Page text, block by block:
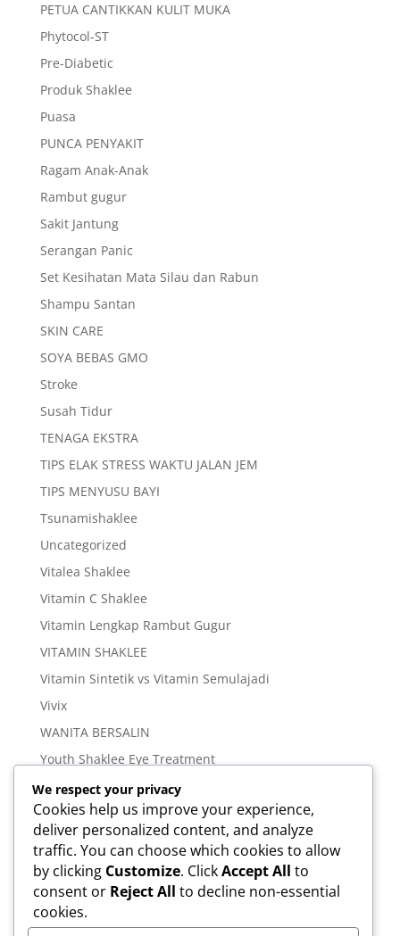
PETUA CANTIKKAN KULIT MUKA
Phytocol-ST
Pre-Diabetic
Produk Shaklee
Puasa
PUNCA PENYAKIT
Ragam Anak-Anak
Rambut gugur
Sakit Jantung
Serangan Panic
Set Kesihatan Mata Silau dan Rabun
Shampu Santan
SKIN CARE
SOYA BEBAS GMO
Stroke
Susah Tidur
TENAGA EKSTRA
TIPS ELAK STRESS WAKTU JALAN JEM
TIPS MENYUSU BAYI
Tsunamishaklee
Uncategorized
Vitalea Shaklee
Vitamin C Shaklee
Vitamin Lengkap Rambut Gugur
VITAMIN SHAKLEE
Vitamin Sintetik vs Vitamin Semulajadi
Vivix
WANITA BERSALIN
Youth Shaklee Eye Treatment
YOUTH SKIN CARE SERIES
Meta
Log in
Entries feed
Comments feed
We respect your privacy
Cookies help us improve your experience,
deliver personalized content, and analyze
traffic. You can choose which cookies to allow
by clicking Customize. ClickAccept All to
consent or Reject All to decline non-essential
cookies.